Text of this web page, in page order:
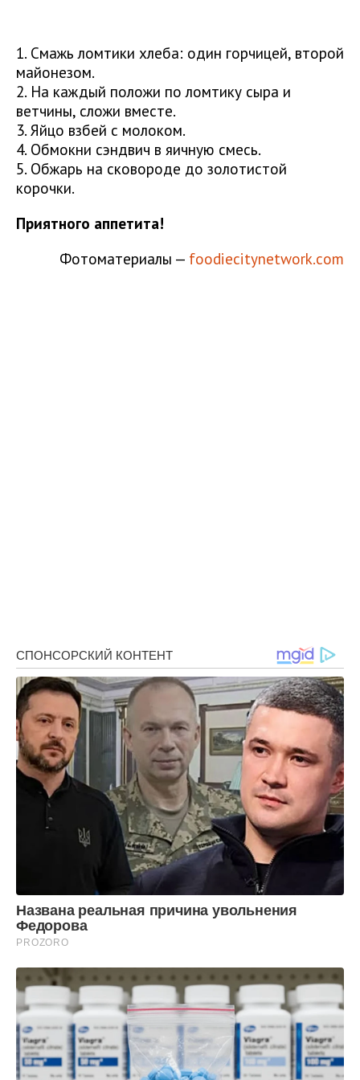
1. Смажь ломтики хлеба: один горчицей, второй
майонезом.
2. На каждый положи по ломтику сыра и
ветчины, сложи вместе.
3. Яйцо взбей с молоком.
4. Обмокни сэндвич в яичную смесь.
5. Обжарь на сковороде до золотистой
корочки.
Приятного аппетита!
Фотоматериалы — foodiecitynetwork.com